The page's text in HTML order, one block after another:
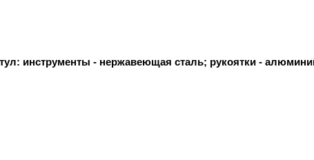
инструменты - нержавеющая сталь; рукоятки -